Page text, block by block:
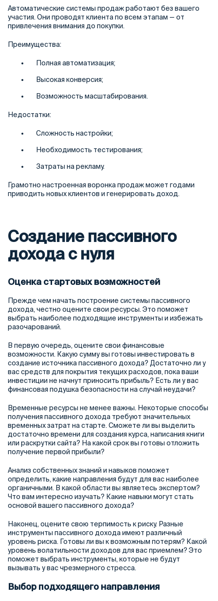
Автоматические системы продаж работают без вашего
участия. Они проводят клиента по всем этапам — от
привлечения внимания до покупки.
Преимущества:
Полная автоматизация;
Высокая конверсия;
Возможность масштабирования.
Недостатки:
Сложность настройки;
Необходимость тестирования;
Затраты на рекламу.
Грамотно настроенная воронка продаж может годами
приводить новых клиентов и генерировать доход.
Создание пассивного
дохода с нуля
Оценка стартовых возможностей
Прежде чем начать построение системы пассивного
дохода, честно оцените свои ресурсы. Это поможет
выбрать наиболее подходящие инструменты и избежать
разочарований.
В первую очередь, оцените свои финансовые
возможности. Какую сумму вы готовы инвестировать в
создание источника пассивного дохода? Достаточно ли у
вас средств для покрытия текущих расходов, пока ваши
инвестиции не начнут приносить прибыль? Есть ли у вас
финансовая подушка безопасности на случай неудачи?
Временные ресурсы не менее важны. Некоторые способы
получения пассивного дохода требуют значительных
временных затрат на старте. Сможете ли вы выделить
достаточно времени для создания курса, написания книги
или раскрутки сайта? На какой срок вы готовы отложить
получение первой прибыли?
Анализ собственных знаний и навыков поможет
определить, какие направления будут для вас наиболее
органичными. В какой области вы являетесь экспертом?
Что вам интересно изучать? Какие навыки могут стать
основой вашего пассивного дохода?
Наконец, оцените свою терпимость к риску. Разные
инструменты пассивного дохода имеют различный
уровень риска. Готовы ли вы к возможным потерям? Какой
уровень волатильности доходов для вас приемлем? Это
поможет выбрать инструменты, которые не будут
вызывать у вас чрезмерного стресса.
Выбор подходящего направления